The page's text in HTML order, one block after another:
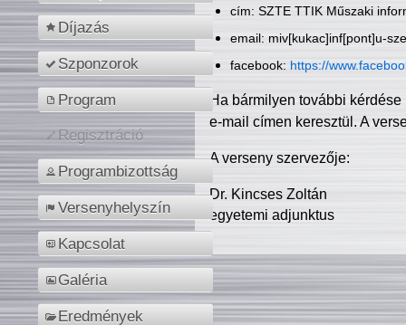
Díjazás
Szponzorok
Program
Regisztráció
Programbizottság
Versenyhelyszín
Kapcsolat
Galéria
Eredmények
cím: SZTE TTIK Műszaki
email: miv[kukac]inf[pont]u-
facebook: https://
Ha bármilyen további
e-mail címen keresztül. A
A verseny szervezője:
Dr. Kincses Zoltán
egyetemi adjunktus